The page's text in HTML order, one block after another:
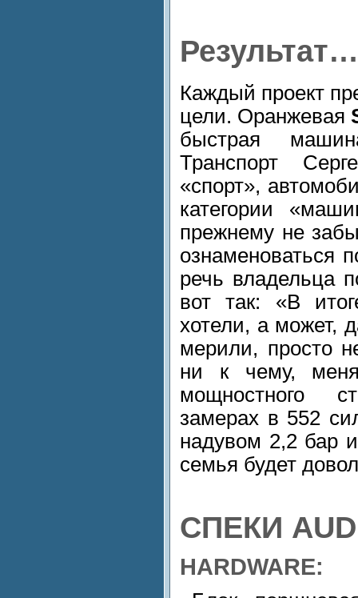
Каждый проект
цели. Оранжевая
быстрая
Транспорт
«спорт»,
категории
прежнему не
ознаменоваться
речь владельца
вот так: «В
хотели, а может,
мерили, просто
ни к чему, меня
мощностного
замерах в 552
надувом 2,2 бар
семья будет
СПЕКИ
HARDWARE: